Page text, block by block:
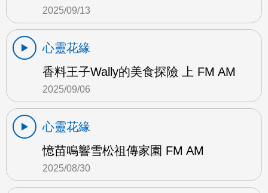
2025/09/13
心靈花緣
香料王子Wally的美食探險 上 FM AM
2025/09/06
心靈花緣
憶苗鳴響雪松祖傳家園 FM AM
2025/08/30